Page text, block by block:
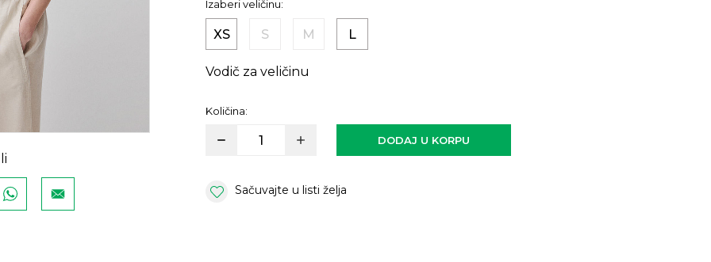
Izaberi veličinu:
XS S M L
Vodič za veličinu
Količina:
DODAJ U KORPU
Sačuvajte u listi želja